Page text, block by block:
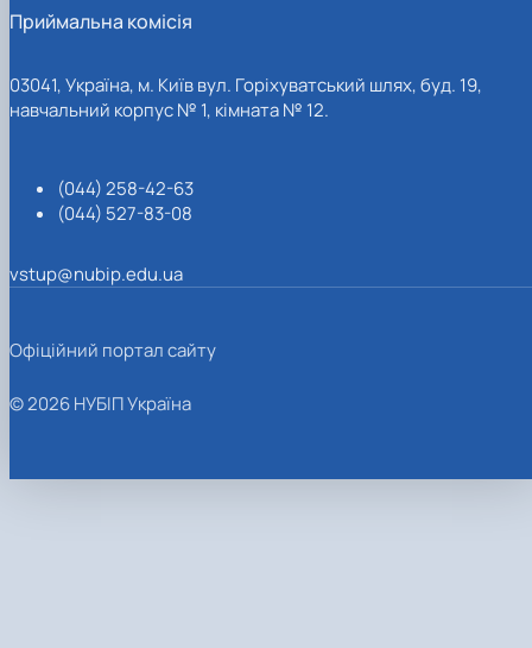
Приймальна комісія
03041, Україна, м. Київ вул. Горіхуватський шлях, буд. 19,
навчальний корпус № 1, кімната № 12.
(044) 258-42-63
(044) 527-83-08
vstup@nubip.edu.ua
Офіційний портал сайту
© 2026 НУБІП Україна